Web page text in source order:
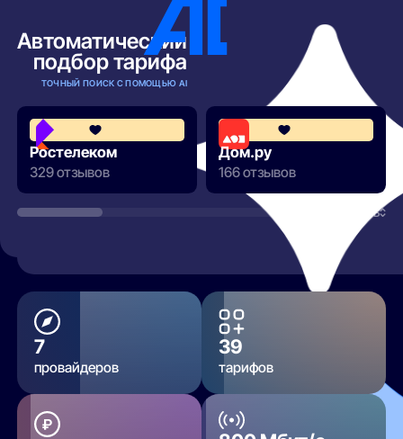
Автоматический
подбор тарифа
ТОЧНЫЙ ПОИСК С ПОМОЩЬЮ AI
3.8
Ростелеком
329 отзывов
Дом.ру
166 отзывов
РАЗВЕРНУТЬ
7
провайдеров
39
тарифов